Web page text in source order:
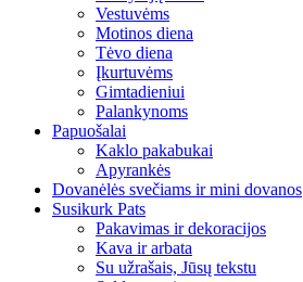
Vestuvėms
Motinos diena
Tėvo diena
Įkurtuvėms
Gimtadieniui
Palankynoms
Papuošalai
Kaklo pakabukai
Apyrankės
Dovanėlės svečiams ir mini dovanos
Susikurk Pats
Pakavimas ir dekoracijos
Kava ir arbata
Su užrašais, Jūsų tekstu